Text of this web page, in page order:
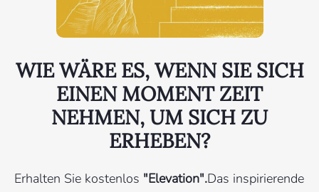
WIE WÄRE ES, WENN SIE SICH
EINEN MOMENT ZEIT
NEHMEN, UM SICH ZU
ERHEBEN?
Erhalten Sie kostenlos "Elevation".Das inspirierende